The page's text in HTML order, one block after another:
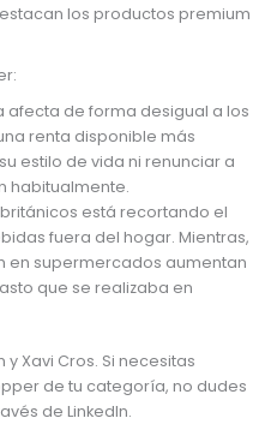
los productos premium
afecta de forma desigual a los
renta disponible más
estilo de vida ni renunciar a
habitualmente.
está recortando el
fuera del hogar. Mientras,
en supermercados aumentan
que se realizaba en
Xavi Cros. Si necesitas
de tu categoría, no dudes
de LinkedIn.